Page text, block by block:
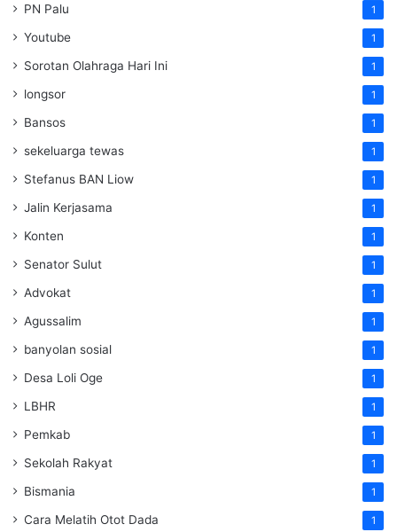
PN Palu 1
Youtube 1
Sorotan Olahraga Hari Ini 1
longsor 1
Bansos 1
sekeluarga tewas 1
Stefanus BAN Liow 1
Jalin Kerjasama 1
Konten 1
Senator Sulut 1
Advokat 1
Agussalim 1
banyolan sosial 1
Desa Loli Oge 1
LBHR 1
Pemkab 1
Sekolah Rakyat 1
Bismania 1
Cara Melatih Otot Dada 1